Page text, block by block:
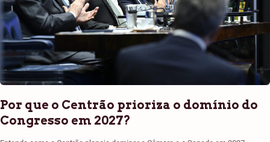
Por que o Centrão prioriza o domínio do
Congresso em 2027?